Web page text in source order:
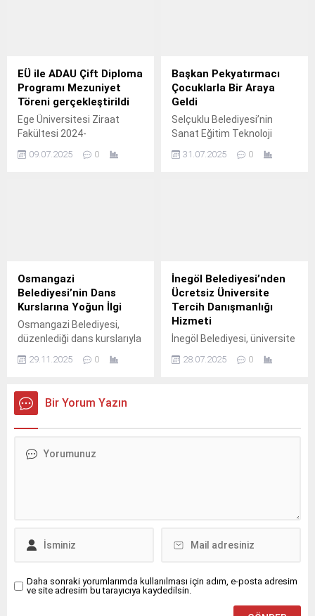
EÜ ile ADAU Çift Diploma
Programı Mezuniyet
Töreni gerçekleştirildi
Ege Üniversitesi Ziraat
Fakültesi 2024-
Mezuniyet Töreni, büyük bir
09.07.2025 0
Başkan Pekyatırmacı
Çocuklarla Bir Araya
Geldi
Selçuklu Belediyesi’nin
Sanat Eğitim Teknoloji
çerçevesinde faaliyet
ediyor.
31.07.2025 0
Osmangazi
Belediyesi’nin Dans
Kurslarına Yoğun İlgi
Osmangazi Belediyesi,
düzenlediği dans kurslarıyla
hareketin büyülü dünyasıyla
yetenekli dansçılarını
yetiştiriyor.
29.11.2025 0
İnegöl Belediyesi’nden
Ücretsiz Üniversite
Tercih Danışmanlığı
Hizmeti
İnegöl Belediyesi, üniversite
yardımcı olabilmek adına
28.07.2025 0
Bir Yorum Yazın
Daha sonraki yorumlarımda kullanılması için adım, e-posta adresim
ve site adresim bu tarayıcıya kaydedilsin.